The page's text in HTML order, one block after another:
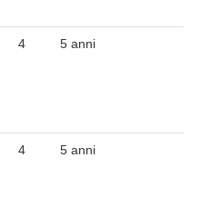
4 5 anni
4 5 anni